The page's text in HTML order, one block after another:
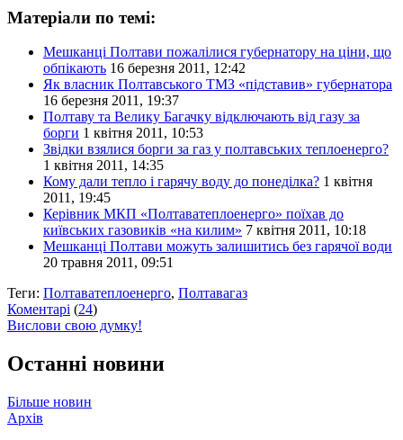
Матеріали по темі:
Мешканці Полтави пожалілися губернатору на ціни, що
обпікають 16 березня 2011, 12:42
Як власник Полтавського ТМЗ «підставив» губернатора
16 березня 2011, 19:37
Полтаву та Велику Багачку відключають від газу за
борги 1 квітня 2011, 10:53
Звідки взялися борги за газ у полтавських теплоенерго?
1 квітня 2011, 14:35
Кому дали тепло і гарячу воду до понеділка? 1 квітня
2011, 19:45
Керівник МКП «Полтаватеплоенерго» поїхав до
київських газовиків «на килим» 7 квітня 2011, 10:18
Мешканці Полтави можуть залишитись без гарячої води
20 травня 2011, 09:51
Теги: Полтаватеплоенерго, Полтавагаз
Коментарі (24)
Вислови свою думку!
Останні новини
Більше новин
Архів